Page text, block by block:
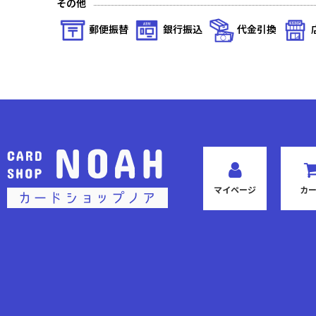
天空編IV Foil
天空編II Foil
天空編II
その他
郵便振替
銀行振込 代金引換
マイページ カ